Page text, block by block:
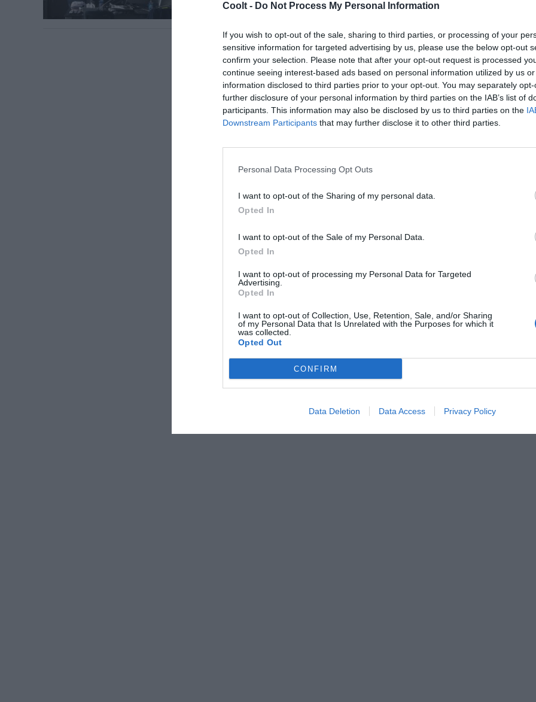
Coolt - Do Not Process My Personal Information
If you wish to opt-out of the sale, sharing to third parties, or processing of your
sensitive information for targeted advertising by us, please use the below opt-out
confirm your selection. Please note that after your opt-out request is processed
continue seeing interest-based ads based on personal information utilized by us
information disclosed to third parties prior to your opt-out. You may separately
further disclosure of your personal information by third parties on the IAB’s list of
participants. This information may also be disclosed by us to third parties on the
Downstream Participants that may further disclose it to other third parties.
Personal Data Processing Opt Outs
I want to opt-out of the Sharing of my personal data.
Opted In
I want to opt-out of the Sale of my Personal Data.
Opted In
I want to opt-out of processing my Personal Data for Targeted
Advertising.
Opted In
I want to opt-out of Collection, Use, Retention, Sale, and/or Sharing
of my Personal Data that Is Unrelated with the Purposes for which it
was collected.
Opted Out
CONFIRM
Data Deletion Data Access Privacy Policy
PABLO PERANTUONO BUENOS AIRES 12/05/2021
2 3 4 5 6 7